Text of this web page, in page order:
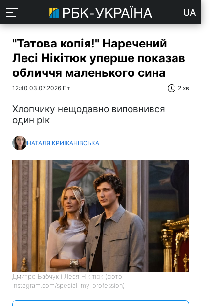
UA
"Татова копія!" Наречений
Лесі Нікітюк уперше показав
обличчя маленького сина
12:40 03.07.2026 Пт 2 хв
Хлопчику нещодавно виповнився
один рік
НАТАЛЯ КРИЖАНІВСЬКА
Дмитро Бабчук і Леся Нікітюк (фото:
instagram.com/special_my_profession)